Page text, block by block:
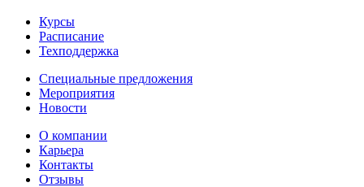
Курсы
Расписание
Техподдержка
Специальные предложения
Мероприятия
Новости
О компании
Карьера
Контакты
Отзывы